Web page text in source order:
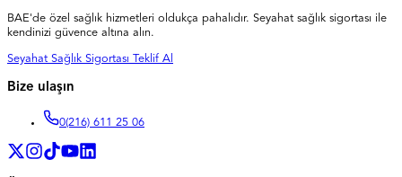
BAE'de özel sağlık hizmetleri oldukça pahalıdır. Seyahat sağlık sigortası ile
kendinizi güvence altına alın.
Seyahat Sağlık Sigortası Teklif Al
Bize ulaşın
0(216) 611 25 06